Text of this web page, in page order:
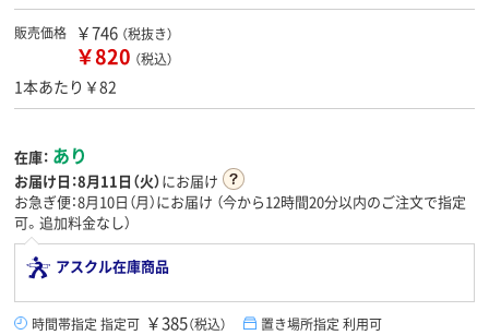
販売価格 ￥746 （税抜き）
￥820 （税込）
1本あたり￥82
在庫： あり
お届け日：8月11日（火）にお届け
お急ぎ便：8月10日（月）にお届け （今から12時間20分以内のご注文で指定
可。追加料金なし）
アスクル在庫商品
時間帯指定 指定可 ￥385（税込） 置き場所指定 利用可